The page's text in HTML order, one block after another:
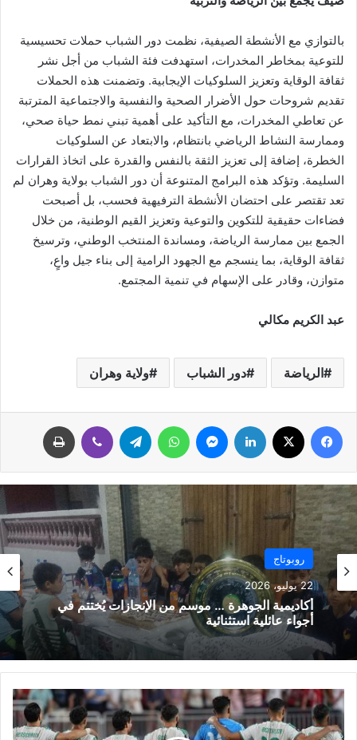
بالتوازي مع الأنشطة الصيفية، نظمت دور الشباب حملات تحسيسية
للتوعية بمخاطر المخدرات، استهدفت فئة الشباب من أجل نشر
ثقافة الوقاية وتعزيز السلوكيات الإيجابية. وتضمنت هذه الحملات
تقديم شروحات حول الأضرار الصحية والنفسية والاجتماعية المترتبة
عن تعاطي المخدرات، مع التأكيد على أهمية تبني نمط حياة صحي،
وممارسة النشاط الرياضي بانتظام، والابتعاد عن السلوكيات
الخطرة، إضافة إلى تعزيز الثقة بالنفس والقدرة على اتخاذ القرارات
السليمة. وتؤكد هذه البرامج المتنوعة أن دور الشباب بولاية وهران لم
تعد تقتصر على احتضان الأنشطة الترفيهية فحسب، بل أصبحت
فضاءات حقيقية للتكوين والتوعية وتعزيز القيم الوطنية، من خلال
الجمع بين ممارسة الرياضة، ومساندة المنتخب الوطني، وترسيخ
ثقافة الوقاية، بما ينسجم مع الجهود الرامية إلى بناء جيل واعٍ،
متوازن، وقادر على الإسهام في تنمية المجتمع.
عبد الكريم مكالي
الرياضة دور الشباب ولاية وهران
روبوتاج
22 يوليو، 2026
أكاديمية الجوهرة … موسم من الإنجازات يُختتم في
أجواء عائلية استثنائية
ه
ك
ذ